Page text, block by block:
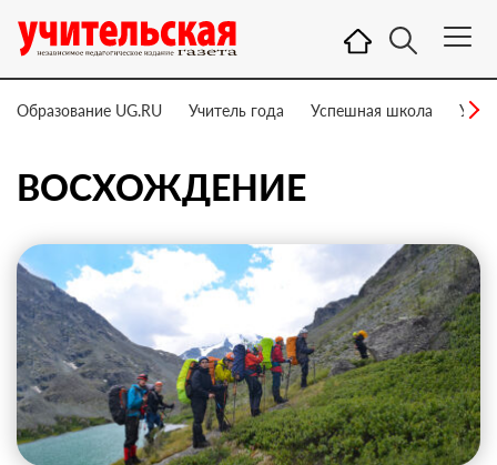
Образование UG.RU Учитель года Успешная школа
ВОСХОЖДЕНИЕ